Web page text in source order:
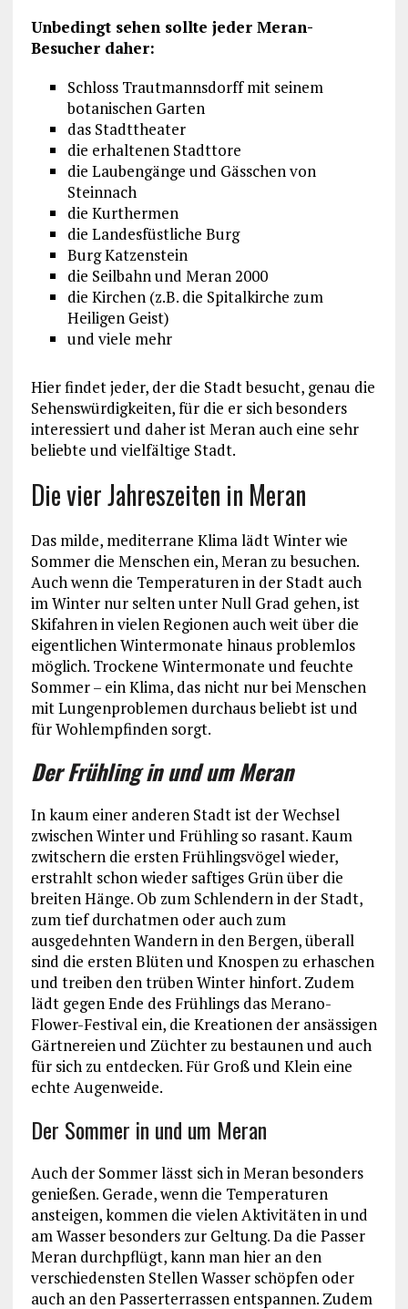
Unbedingt sehen sollte jeder Meran-
Besucher daher:
Schloss Trautmannsdorff mit seinem
botanischen Garten
das Stadttheater
die erhaltenen Stadttore
die Laubengänge und Gässchen von
Steinnach
die Kurthermen
die Landesfüstliche Burg
Burg Katzenstein
die Seilbahn und Meran 2000
die Kirchen (z.B. die Spitalkirche zum
Heiligen Geist)
und viele mehr
Hier findet jeder, der die Stadt besucht, genau die
Sehenswürdigkeiten, für die er sich besonders
interessiert und daher ist Meran auch eine sehr
beliebte und vielfältige Stadt.
Die vier Jahreszeiten in Meran
Das milde, mediterrane Klima lädt Winter wie
Sommer die Menschen ein, Meran zu besuchen.
Auch wenn die Temperaturen in der Stadt auch
im Winter nur selten unter Null Grad gehen, ist
Skifahren in vielen Regionen auch weit über die
eigentlichen Wintermonate hinaus problemlos
möglich. Trockene Wintermonate und feuchte
Sommer – ein Klima, das nicht nur bei Menschen
mit Lungenproblemen durchaus beliebt ist und
für Wohlempfinden sorgt.
Der Frühling in und um Meran
In kaum einer anderen Stadt ist der Wechsel
zwischen Winter und Frühling so rasant. Kaum
zwitschern die ersten Frühlingsvögel wieder,
erstrahlt schon wieder saftiges Grün über die
breiten Hänge. Ob zum Schlendern in der Stadt,
zum tief durchatmen oder auch zum
ausgedehnten Wandern in den Bergen, überall
sind die ersten Blüten und Knospen zu erhaschen
und treiben den trüben Winter hinfort. Zudem
lädt gegen Ende des Frühlings das Merano-
Flower-Festival ein, die Kreationen der ansässigen
Gärtnereien und Züchter zu bestaunen und auch
für sich zu entdecken. Für Groß und Klein eine
echte Augenweide.
Der Sommer in und um Meran
Auch der Sommer lässt sich in Meran besonders
genießen. Gerade, wenn die Temperaturen
ansteigen, kommen die vielen Aktivitäten in und
am Wasser besonders zur Geltung. Da die Passer
Meran durchpflügt, kann man hier an den
verschiedensten Stellen Wasser schöpfen oder
auch an den Passerterrassen entspannen. Zudem